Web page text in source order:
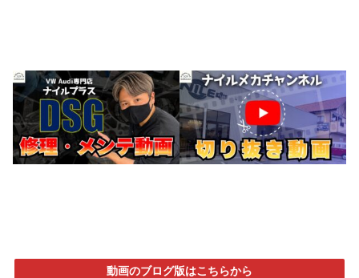
動画のブログ版はこちらから